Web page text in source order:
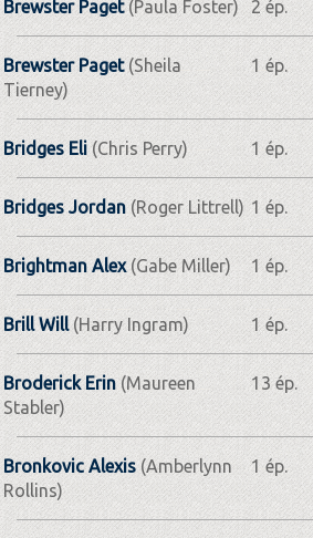
Brewster Paget(Paula Foster) 2 ép.
Brewster Paget(Sheila
Tierney)
1 ép.
Bridges Eli(Chris Perry) 1 ép.
Bridges Jordan (Roger Littrell) 1 ép.
Brightman Alex(Gabe Miller) 1 ép.
Brill Will (Harry Ingram) 1 ép.
Broderick Erin(Maureen
Stabler)
13 ép.
Bronkovic Alexis (Amberlynn
Rollins)
1 ép.